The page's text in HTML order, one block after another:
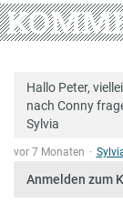
Hallo Peter,
nach Conny
Sylvia
vor 7 Monaten
Anmelden zum